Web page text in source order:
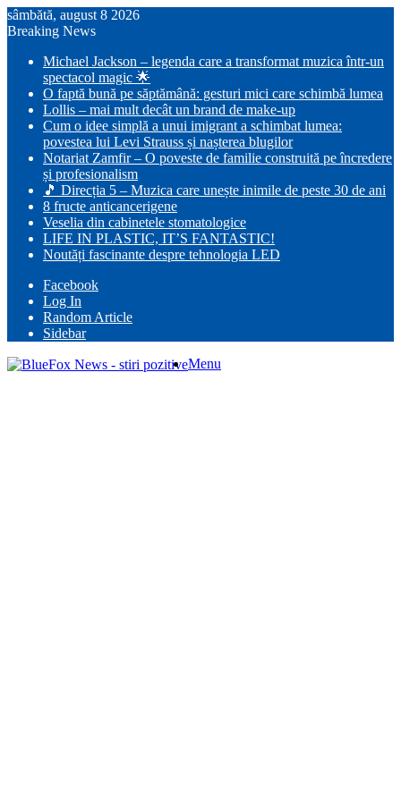
sâmbătă, august 8 2026
Breaking News
Michael Jackson – legenda care a transformat muzica într-un
spectacol magic 🌟
O faptă bună pe săptămână: gesturi mici care schimbă lumea
Lollis – mai mult decât un brand de make-up
Cum o idee simplă a unui imigrant a schimbat lumea:
povestea lui Levi Strauss și nașterea blugilor
Notariat Zamfir – O poveste de familie construită pe încredere
și profesionalism
🎵 Direcția 5 – Muzica care unește inimile de peste 30 de ani
8 fructe anticancerigene
Veselia din cabinetele stomatologice
LIFE IN PLASTIC, IT’S FANTASTIC!
Noutăți fascinante despre tehnologia LED
Facebook
Log In
Random Article
Sidebar
Menu